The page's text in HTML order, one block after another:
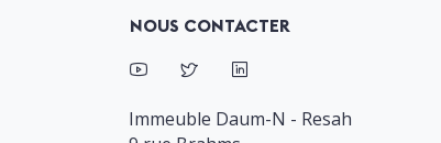
NOUS CONTACTER
Immeuble Daum-N - Resah